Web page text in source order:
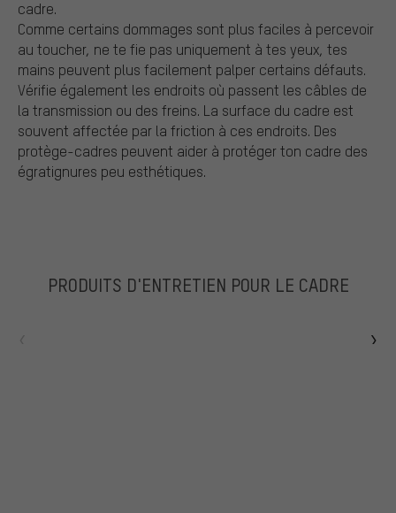
cadre.
Comme certains dommages sont plus faciles à percevoir
au toucher, ne te fie pas uniquement à tes yeux, tes
mains peuvent plus facilement palper certains défauts.
Vérifie également les endroits où passent les câbles de
la transmission ou des freins. La surface du cadre est
souvent affectée par la friction à ces endroits. Des
protège-cadres peuvent aider à protéger ton cadre des
égratignures peu esthétiques.
PRODUITS D'ENTRETIEN POUR LE CADRE